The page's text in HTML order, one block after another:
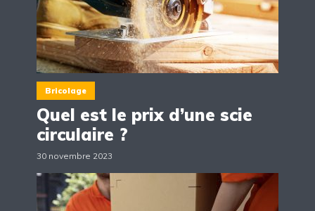
Bricolage
Quel est le prix d’une scie
circulaire ?
30 novembre 2023